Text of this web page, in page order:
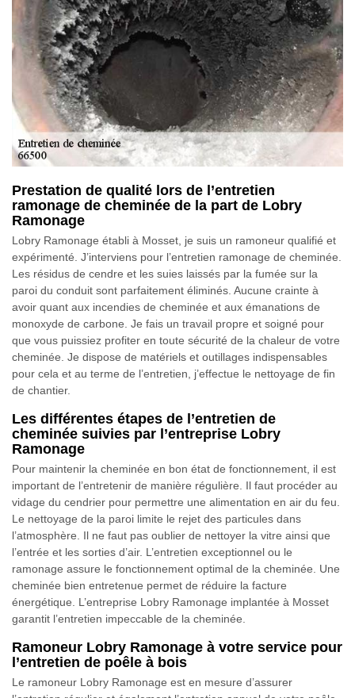
Prestation de qualité lors de l’entretien
ramonage de cheminée de la part de Lobry
Ramonage
Lobry Ramonage établi à Mosset, je suis un ramoneur qualifié et
expérimenté. J’interviens pour l’entretien ramonage de cheminée.
Les résidus de cendre et les suies laissés par la fumée sur la
paroi du conduit sont parfaitement éliminés. Aucune crainte à
avoir quant aux incendies de cheminée et aux émanations de
monoxyde de carbone. Je fais un travail propre et soigné pour
que vous puissiez profiter en toute sécurité de la chaleur de votre
cheminée. Je dispose de matériels et outillages indispensables
pour cela et au terme de l’entretien, j’effectue le nettoyage de fin
de chantier.
Les différentes étapes de l’entretien de
cheminée suivies par l’entreprise Lobry
Ramonage
Pour maintenir la cheminée en bon état de fonctionnement, il est
important de l’entretenir de manière régulière. Il faut procéder au
vidage du cendrier pour permettre une alimentation en air du feu.
Le nettoyage de la paroi limite le rejet des particules dans
l’atmosphère. Il ne faut pas oublier de nettoyer la vitre ainsi que
l’entrée et les sorties d’air. L’entretien exceptionnel ou le
ramonage assure le fonctionnement optimal de la cheminée. Une
cheminée bien entretenue permet de réduire la facture
énergétique. L’entreprise Lobry Ramonage implantée à Mosset
garantit l’entretien impeccable de la cheminée.
Ramoneur Lobry Ramonage à votre service pour
l’entretien de poêle à bois
Le ramoneur Lobry Ramonage est en mesure d’assurer